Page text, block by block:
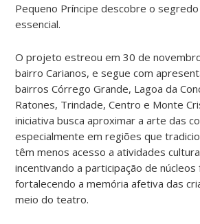
Pequeno Príncipe descobre o
essencial.
O projeto estreou em 30 de
bairro Carianos, e segue com
bairros Córrego Grande, Lagoa da
Ratones, Trindade, Centro e Monte
iniciativa busca aproximar a arte das
especialmente em regiões que
têm menos acesso a atividades
incentivando a participação de núcleos
fortalecendo a memória afetiva das
meio do teatro.